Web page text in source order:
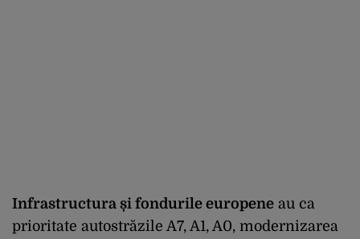
Infrastructura și fondurile europene au ca
prioritate autostrăzile A7, A1, A0, modernizarea